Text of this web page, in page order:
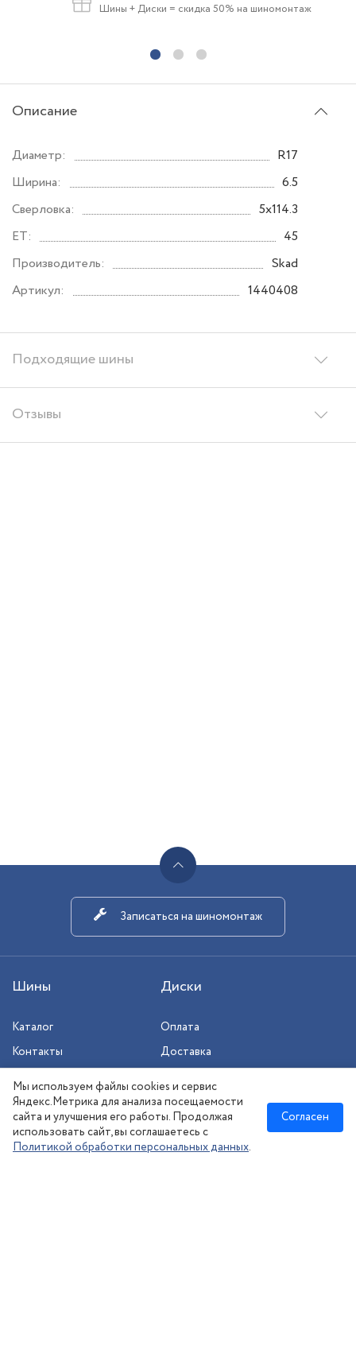
Шины + Диски = скидка 50% на шиномонтаж
Описание
Подходящие шины
Отзывы
Диаметр:
R17
Ширина:
6.5
Сверловка:
5x114.3
ET:
45
Производитель:
Skad
Артикул:
1440408
Шины Диски
Каталог
Контакты
Оплата
Доставка
Сезонное хранение
Записаться на шиномонтаж
Новосибирск:
Мы используем файлы cookies и сервис
Яндекс.Метрика для анализа посещаемости
сайта и улучшения его работы. Продолжая
использовать сайт, вы соглашаетесь с
Политикой обработки персональных данных.
Согласен